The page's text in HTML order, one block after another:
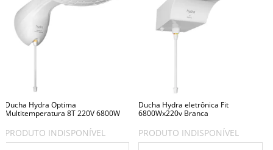
Ducha Hydra Optima
Multitemperatura 8T 220V 6800W
PRODUTO INDISPONÍVEL
Ducha Hydra eletrônica Fit
6800Wx220v Branca
PRODUTO INDISPONÍVEL